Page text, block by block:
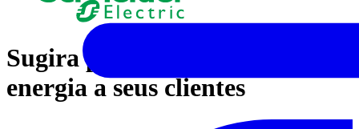
Sugira produtos que poupem
energia a seus clientes